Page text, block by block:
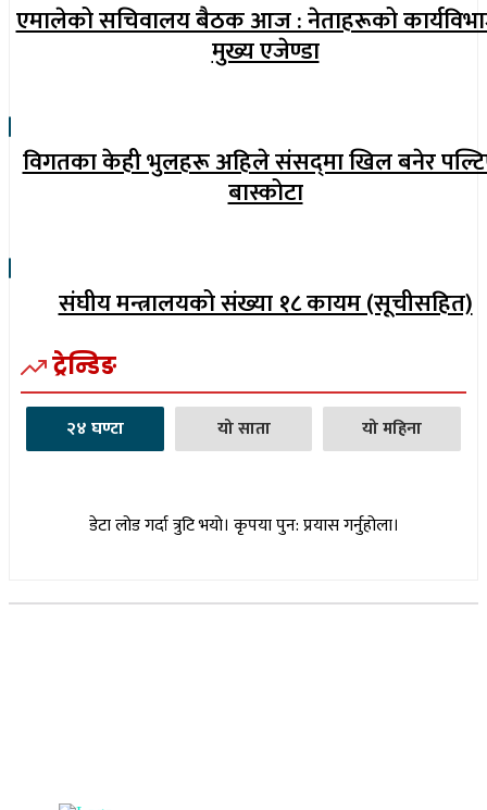
एमालेको सचिवालय बैठक आज : नेताहरूको
मुख्य एजेण्डा
विगतका केही भुलहरू अहिले संसद्‍मा खिल बनेर
बास्कोटा
संघीय मन्त्रालयको संख्या १८ कायम (सूचीसहित)
ट्रेन्डिङ
२४ घण्टा यो साता यो महिना
डेटा लोड गर्दा त्रुटि भयो। कृपया पुन: प्रयास गर्नुहोला।